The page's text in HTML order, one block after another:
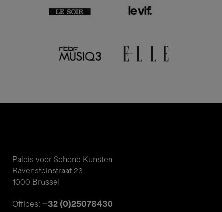
Paleis voor Schone Kunsten
Ravensteinstraat 23
1000 Brussel
Offices: +32 (0)25078430